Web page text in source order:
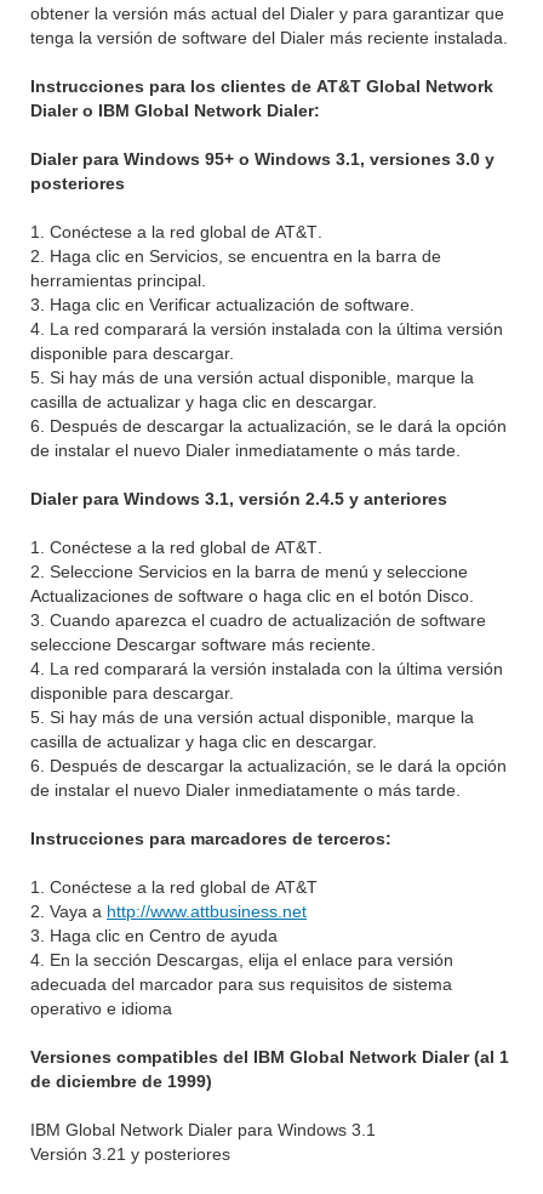
obtener la versión más actual del Dialer y para garantizar que
tenga la versión de software del Dialer más reciente instalada.
Instrucciones para los clientes de AT&T Global Network
Dialer o IBM Global Network Dialer:
Dialer para Windows 95+ o Windows 3.1, versiones 3.0 y
posteriores
1. Conéctese a la red global de AT&T
2. Haga clic en Servicios, se encuentra en la barra de
herramientas principal.
3. Haga clic en Verificar actualización de software.
4. La red comparará la versión instalada con la última versión
disponible para descargar.
5. Si hay más de una versión actual disponible, marque la
casilla de actualizar y haga clic en descargar.
6. Después de descargar la actualización, se le dará la opción
de instalar el nuevo Dialer inmediatamente o más tarde.
Dialer para Windows 3.1, versión 2.4.5 y anteriores
1. Conéctese a la red global de AT&T
2. Seleccione Servicios en la barra de menú y seleccione
Actualizaciones de software o haga clic en el botón Disco.
3. Cuando aparezca el cuadro de actualización de software
seleccione Descargar software más reciente.
4. La red comparará la versión instalada con la última versión
disponible para descargar.
5. Si hay más de una versión actual disponible, marque la
casilla de actualizar y haga clic en descargar.
6. Después de descargar la actualización, se le dará la opción
de instalar el nuevo Dialer inmediatamente o más tarde.
Instrucciones para marcadores de terceros:
1. Conéctese a la red global de AT&T
2. Vaya a http://www.attbusiness.net
3. Haga clic en Centro de ayuda
4. En la sección Descargas, elija el enlace para versión
adecuada del marcador para sus requisitos de sistema
operativo e idioma
Versiones compatibles del IBM Global Network Dialer (al 1
de diciembre de 1999)
IBM Global Network Dialer para Windows 3.1
Versión 3.21 y posteriores